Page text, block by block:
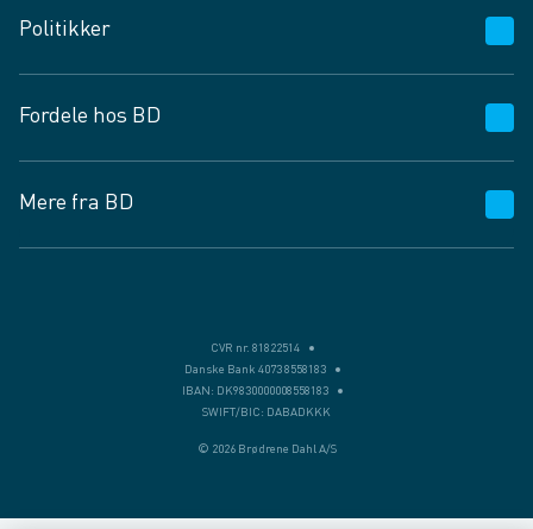
Vagttelefon 30 10 89 89
Spørgsmål og svar
Job og karriere
Fødevarekontrolrapport
Politikker
Privatlivspolitik
Cookies
Vilkår og betingelser
Fordele hos BD
BD app
BD.dk services
Mere fra BD
CVR nr. 81822514
Danske Bank 4073 8558183
IBAN: DK9830000008558183
SWIFT/BIC: DABADKKK
© 2026 Brødrene Dahl A/S